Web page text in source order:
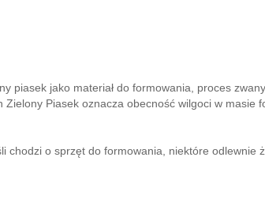
jako materiał do formowania, proces
Piasek oznacza obecność wilgoci w masie
chodzi o sprzęt do formowania, niektóre odlewnie